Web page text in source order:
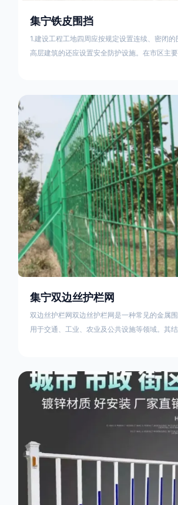
集宁铁皮围挡
1.建设工程工地四周应按规定设置连续、密闭的
高层建筑的还应设置安全防护设施。在市区主
料应保证围栏稳固、整洁、美观。市政工程项
进度分段设置围栏或按规定使用统一的连续性
位不得在工地围栏外堆放建筑材料、垃圾和工程
集宁双边丝护栏网
双边丝护栏网双边丝护栏网是一种常见的金属
用于交通、工业、农业及公共设施等领域。其
边丝护栏网由低碳钢丝（Q235材质）通过焊接
构，网片两侧各有一根加固的纵向钢丝（双边
连接固定。其表面通常采用镀锌、喷塑或浸塑